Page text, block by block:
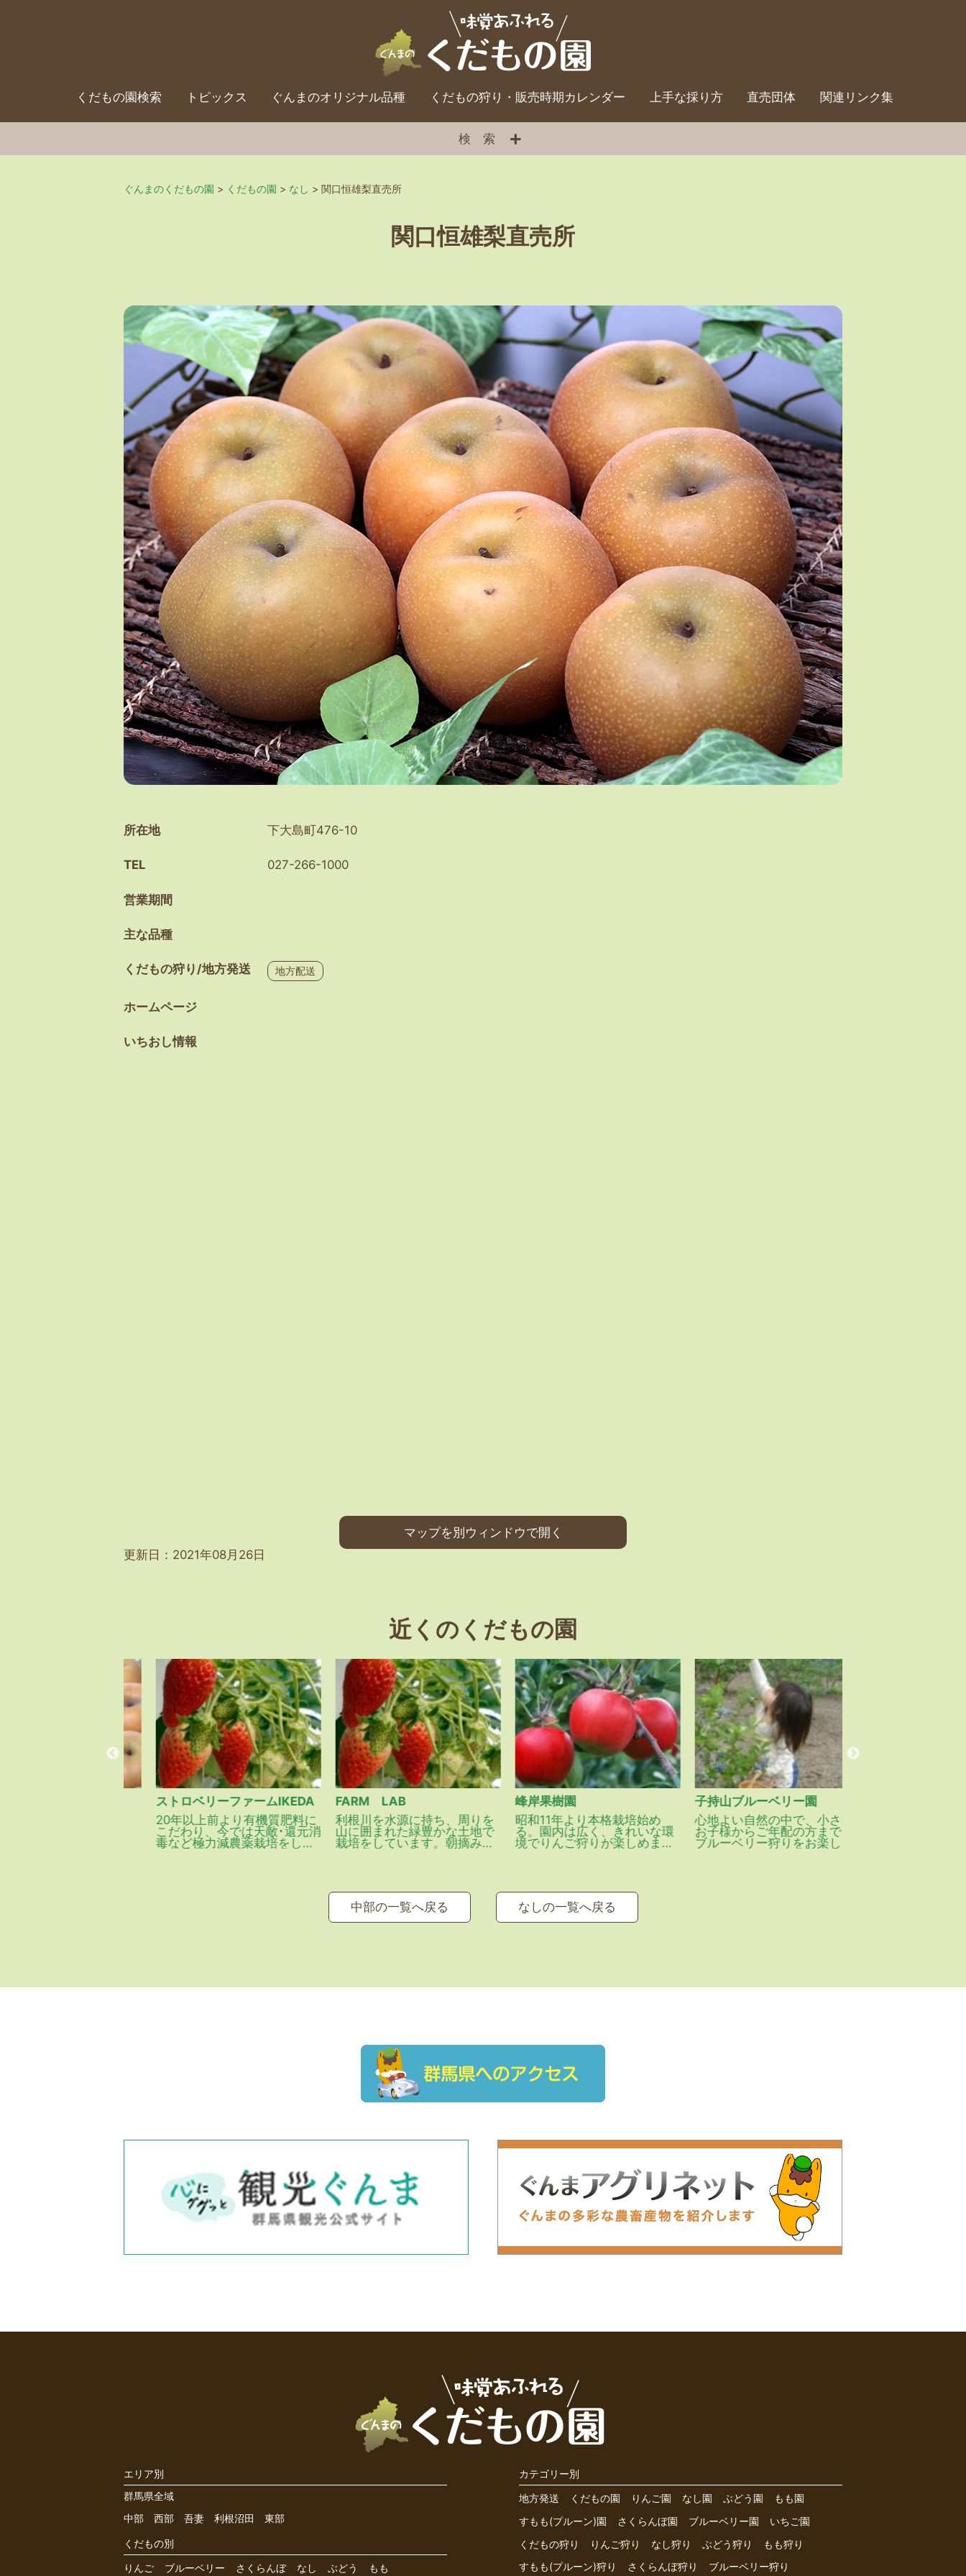
くだもの園検索 トピックス ぐんまのオリジナル品種 くだもの狩り・販売時期カレンダー 上手な採り方 直売団体 関連リンク集
検索
ぐんまのくだもの園 > くだもの園 > なし > 関口恒雄梨直売所
関口恒雄梨直売所
所在地 下大島町476-10
TEL 027-266-1000
営業期間
主な品種
くだもの狩り/地方発送 地方配送
ホームページ
いちおし情報
マップを別ウィンドウで開く
更新日：2021年08月26日
近くのくだもの園
ストロベリーファームIKEDA
20年以上前より有機質肥料に
こだわり、今では天敵･還元消
毒など極力減農薬栽培をして
FARM LAB
利根川を水源に持ち、周りを
山に囲まれた緑豊かな土地で
栽培をしています。朝摘みの
峰岸果樹園
昭和11年より本格栽培始め
る。園内は広く、きれいな環
境でりんご狩りが楽しめま
子持山ブルーベリー園
心地よい自然の中で、小さな
お子様からご年配の方まで、
ブルーベリー狩りをお楽しみ
中部の一覧へ戻る なしの一覧へ戻る
エリア別
群馬県全域
中部
西部 吾妻 利根沼田 東部
くだもの別
りんご
ブルーベリー さくらんぼ なし ぶどう もも
カテゴリー別
地方発送
くだもの園 りんご園 なし園 ぶどう園
もも園
すもも(プルーン)園
さくらんぼ園 ブルーベリー園
いちご園
くだもの狩り
りんご狩り なし狩り ぶどう狩り
もも狩り
すもも(プルーン)狩り
さくらんぼ狩り ブルーベリー狩り